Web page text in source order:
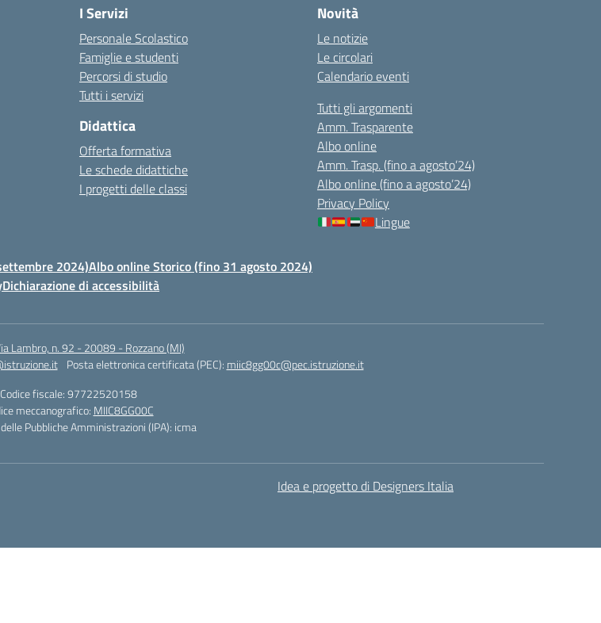
I Servizi
Personale Scolastico
Famiglie e studenti
Percorsi di studio
Tutti i servizi
Didattica
Offerta formativa
Le schede didattiche
I progetti delle classi
Novità
Le notizie
Le circolari
Calendario eventi
Tutti gli argomenti
Amm. Trasparente
Albo online
Amm. Trasp. (fino a agosto’24)
Albo online (fino a agosto’24)
Privacy Policy
Lingue
2024)Albo online Storico (fino 31 agosto 2024)
Dichiarazione di accessibilità
Lambro, n. 92 - 20089 - Rozzano (MI)
Posta elettronica certificata (PEC): miic8gg00c@pec.istruzione.it
Codice fiscale: 97722520158
meccanografico: MIIC8GG00C
Pubbliche Amministrazioni (IPA): icma
Idea e progetto di Designers Italia